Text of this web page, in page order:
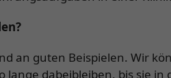
an guten Beispielen. Wir
dabeibleiben, bis sie in